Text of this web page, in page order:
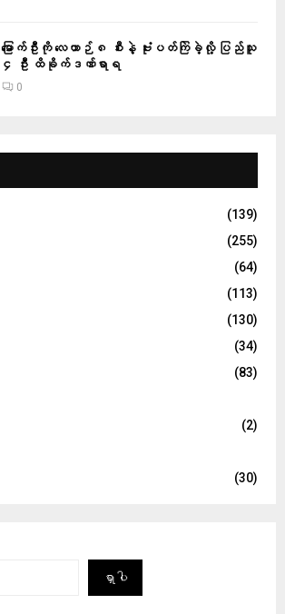
မြောက်ဦးကို လေယာဉ် ၈ စီးနဲ့ ဗုံးပတ်ကြဲခဲ့လို့ ပြည်သူ
၄ ဦး ထိခိုက်ဒဏ်ရာရ
0
(139)
(255)
(64)
(113)
(130)
(34)
(83)
(2)
(30)
ရှာပါ